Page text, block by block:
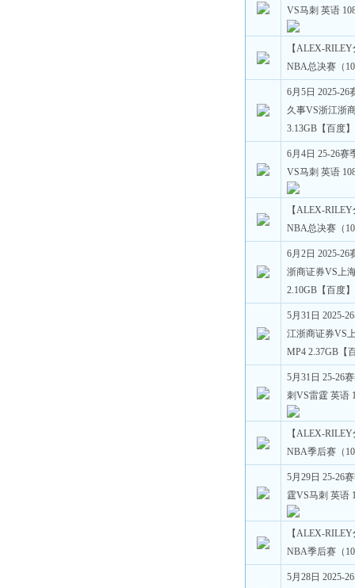
VS马刺 英语
【ALEX-
NBA总决赛（
6月5日 2025-
久事VS浙江浙
3.13GB【百度】
6月4日 25-26赛
VS马刺 英语
【ALEX-
NBA总决赛（
6月2日 2025-
浙商证券VS上
2.10GB【百度】
5月31日 2025-
江浙商证券VS
MP4 2.37GB【
5月31日 25-26
刺VS雷霆 英语
【ALEX-
NBA季后赛（
5月29日 25-26
霆VS马刺 英语
【ALEX-
NBA季后赛（
5月28日 2025-